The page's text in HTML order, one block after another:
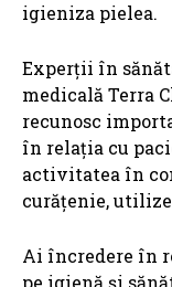
igieniza pielea.
Experții în
medicală Terra
recunosc
în relația cu
activitatea în
curățenie,
Ai încredere în